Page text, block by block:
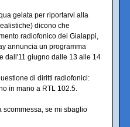
gelata per riportarvi alla
dicono che
radiofonico dei Gialappi,
annuncia un programma
dall'11 giugno dalle 13 alle 14
di diritti radiofonici:
in mano a RTL 102.5.
scommessa, se mi sbaglio